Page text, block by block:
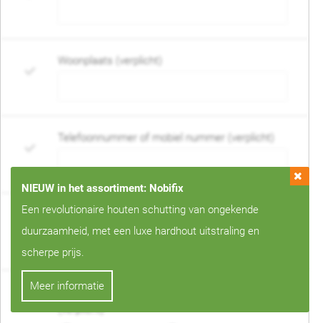
Woonplaats (verplicht)
Telefoonnummer of mobiel nummer (verplicht)
E-mail adres (verplicht)
Wanneer mag de schutting geplaatst worden?
(verplicht)
NIEUW in het assortiment: Nobifix
Een revolutionaire houten schutting van ongekende
duurzaamheid, met een luxe hardhout uitstraling en
scherpe prijs.
Meer informatie